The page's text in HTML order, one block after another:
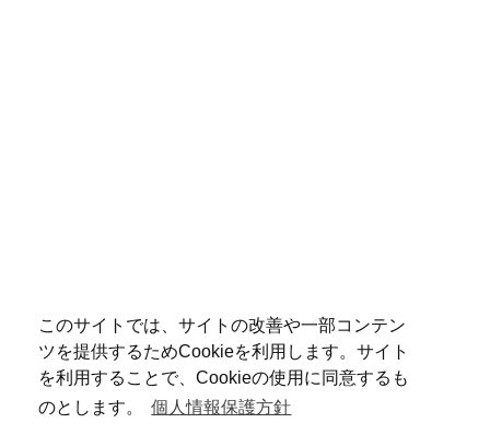
このサイトでは、サイトの改善や一部コンテン
ツを提供するためCookieを利用します。サイト
を利用することで、Cookieの使用に同意するも
のとします。
個人情報保護方針